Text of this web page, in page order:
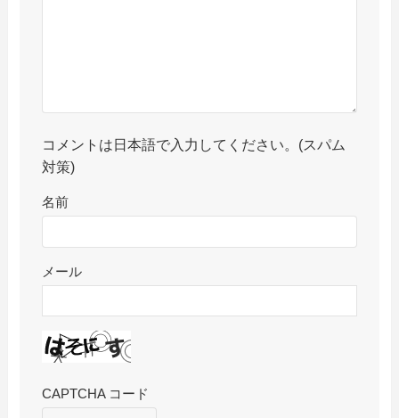
コメントは日本語で入力してください。(スパム
対策)
名前
メール
CAPTCHA コード